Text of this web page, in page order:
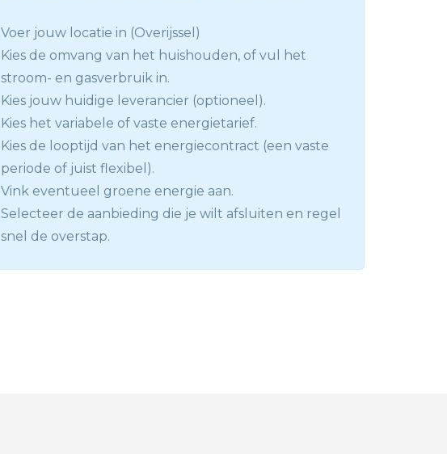
Voer jouw locatie in (Overijssel)
Kies de omvang van het huishouden, of vul het
stroom- en gasverbruik in.
Kies jouw huidige leverancier (optioneel).
Kies het variabele of vaste energietarief.
Kies de looptijd van het energiecontract (een vaste
periode of juist flexibel).
Vink eventueel groene energie aan.
Selecteer de aanbieding die je wilt afsluiten en regel
snel de overstap.